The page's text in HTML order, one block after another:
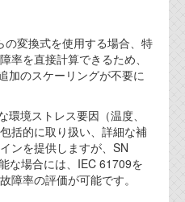
せページから
の変換式を使用する場合、特
率を直接計算できるため、
加のスケーリングが不要に
環境ストレス要因（温度、
括的に取り扱い、詳細な補
ンを提供しますが、SN
な場合には、IEC 61709を
障率の評価が可能です。